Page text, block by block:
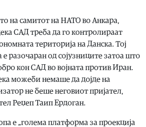
на самитот на НАТО во Анкара,
САД треба да го контролираат
територија на Данска. Тој
е разочаран од сојузниците затоа што
кон САД во војната против Иран.
можеби немаше да дојде на
не беше неговиот пријател,
Реџеп Таип Ердоган.
е „голема платформа за проекција